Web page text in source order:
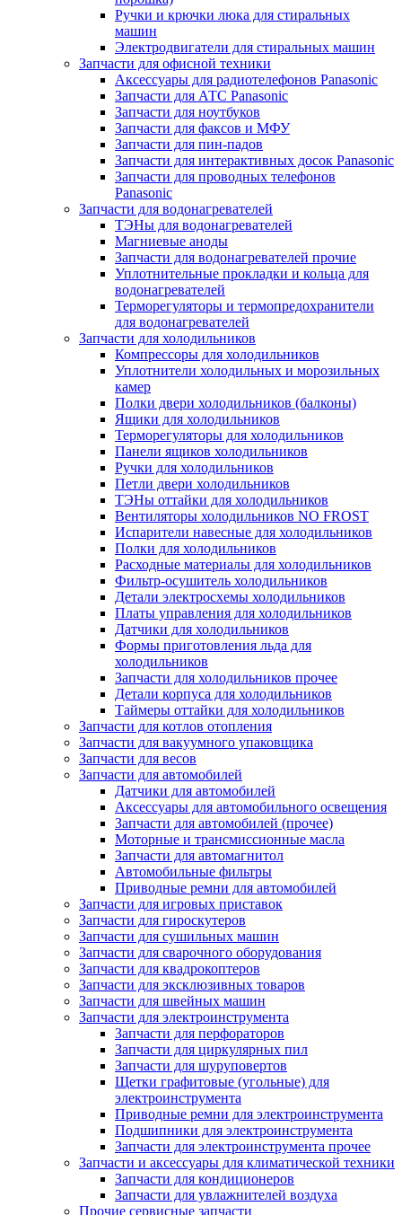
Ручки и крючки люка для стиральных
машин
Электродвигатели для стиральных машин
Запчасти для офисной техники
Аксессуары для радиотелефонов Panasonic
Запчасти для АТС Panasonic
Запчасти для ноутбуков
Запчасти для факсов и МФУ
Запчасти для пин-падов
Запчасти для интерактивных досок Panasonic
Запчасти для проводных телефонов
Panasonic
Запчасти для водонагревателей
ТЭНы для водонагревателей
Магниевые аноды
Запчасти для водонагревателей прочие
Уплотнительные прокладки и кольца для
водонагревателей
Терморегуляторы и термопредохранители
для водонагревателей
Запчасти для холодильников
Компрессоры для холодильников
Уплотнители холодильных и морозильных
камер
Полки двери холодильников (балконы)
Ящики для холодильников
Терморегуляторы для холодильников
Панели ящиков холодильников
Ручки для холодильников
Петли двери холодильников
ТЭНы оттайки для холодильников
Вентиляторы холодильников NO FROST
Испарители навесные для холодильников
Полки для холодильников
Расходные материалы для холодильников
Фильтр-осушитель холодильников
Детали электросхемы холодильников
Платы управления для холодильников
Датчики для холодильников
Формы приготовления льда для
холодильников
Запчасти для холодильников прочее
Детали корпуса для холодильников
Таймеры оттайки для холодильников
Запчасти для котлов отопления
Запчасти для вакуумного упаковщика
Запчасти для весов
Запчасти для автомобилей
Датчики для автомобилей
Аксессуары для автомобильного освещения
Запчасти для автомобилей (прочее)
Моторные и трансмиссионные масла
Запчасти для автомагнитол
Автомобильные фильтры
Приводные ремни для автомобилей
Запчасти для игровых приставок
Запчасти для гироскутеров
Запчасти для сушильных машин
Запчасти для сварочного оборудования
Запчасти для квадрокоптеров
Запчасти для эксклюзивных товаров
Запчасти для швейных машин
Запчасти для электроинструмента
Запчасти для перфораторов
Запчасти для циркулярных пил
Запчасти для шуруповертов
Щетки графитовые (угольные) для
электроинструмента
Приводные ремни для электроинструмента
Подшипники для электроинструмента
Запчасти для электроинструмента прочее
Запчасти и аксессуары для климатической техники
Запчасти для кондиционеров
Запчасти для увлажнителей воздуха
Прочие сервисные запчасти